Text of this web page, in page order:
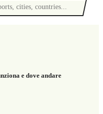
e dove andare